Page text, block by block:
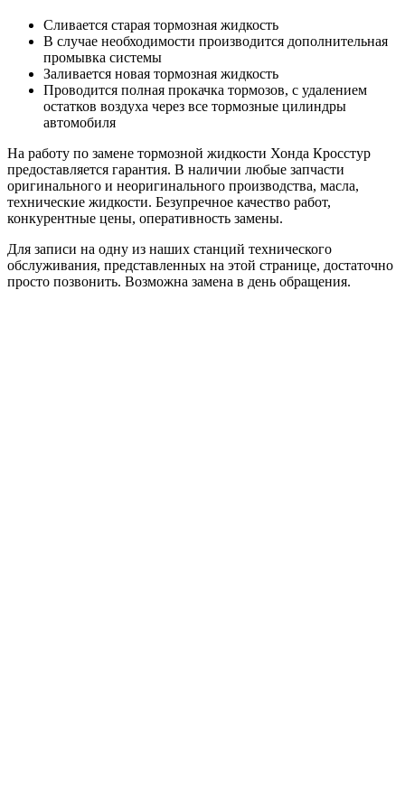
Сливается старая тормозная жидкость
В случае необходимости производится дополнительная
промывка системы
Заливается новая тормозная жидкость
Проводится полная прокачка тормозов, с удалением
остатков воздуха через все тормозные цилиндры
автомобиля
На работу по замене тормозной жидкости Хонда Кросстур
предоставляется гарантия. В наличии любые запчасти
оригинального и неоригинального производства, масла,
технические жидкости. Безупречное качество работ,
конкурентные цены, оперативность замены.
Для записи на одну из наших станций технического
обслуживания, представленных на этой странице, достаточно
просто позвонить. Возможна замена в день обращения.